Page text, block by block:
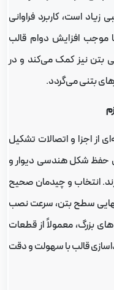
است، کاربرد فراوانی
افزایش دوام قالب
نیز کمک می‌کند و در
بتنی می‌گردد.
اجزا و اتصالات تشکیل
شکل هندسی دیوار و
انتخاب و چیدمان صحیح
سطح بتن، سرعت نصب
بزرگ، معمولاً از قطعات
قالب با سهولت و دقت